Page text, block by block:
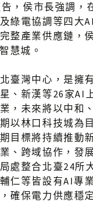
，侯市長強調，
綠電協調等四大
整產業供應鏈，
慧城。
臺灣中心，是擁
、新漢等26家AI
，未來將以中和
以林口科技城為
目標將持續推動
、跨域協作，發
處整合北臺24所
仁等皆設有AI專
確保電力供應穩